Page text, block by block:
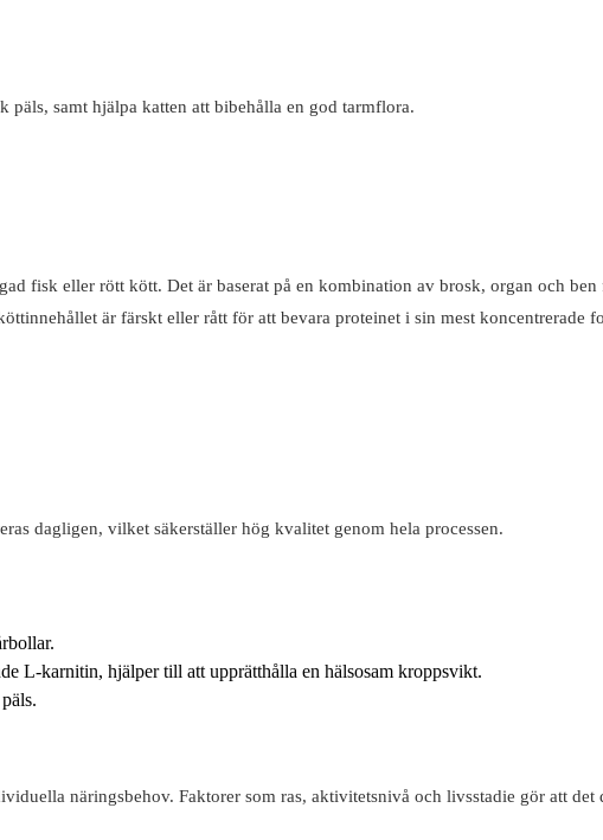
samt hjälpa katten att bibehålla en god tarmflora.
fisk eller rött kött. Det är baserat på en kombination av brosk, organ och ben
är färskt eller rått för att bevara proteinet i sin mest koncentrerade
dagligen, vilket säkerställer hög kvalitet genom hela processen.
L-karnitin, hjälper till att upprätthålla en hälsosam kroppsvikt.
näringsbehov. Faktorer som ras, aktivitetsnivå och livsstadie gör att det